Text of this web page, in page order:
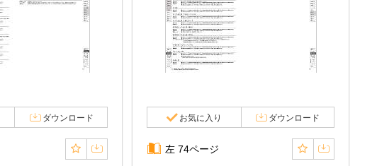
ダウンロード お気に入り ダウンロード
左 74ページ